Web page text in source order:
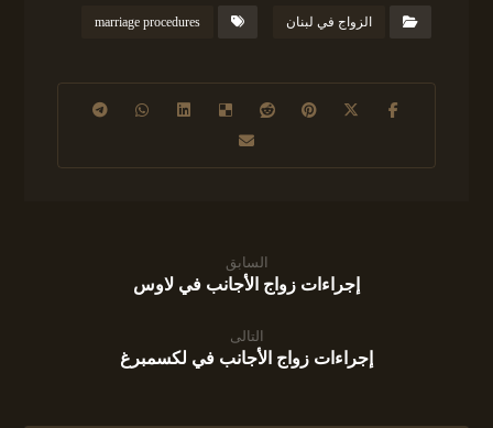
الزواج في لبنان marriage procedures
السابق
إجراءات زواج الأجانب في لاوس
التالى
إجراءات زواج الأجانب في لكسمبرغ